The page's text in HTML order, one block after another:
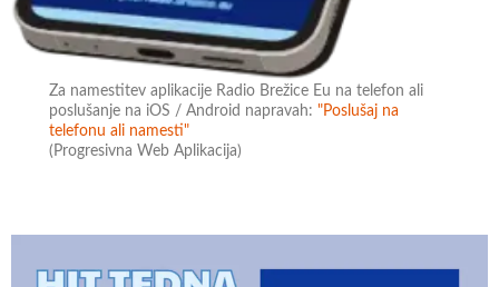
Za namestitev aplikacije Radio Brežice Eu na telefon ali
poslušanje na iOS / Android napravah:"Poslušaj na
telefonu ali namesti"
(Progresivna Web Aplikacija)